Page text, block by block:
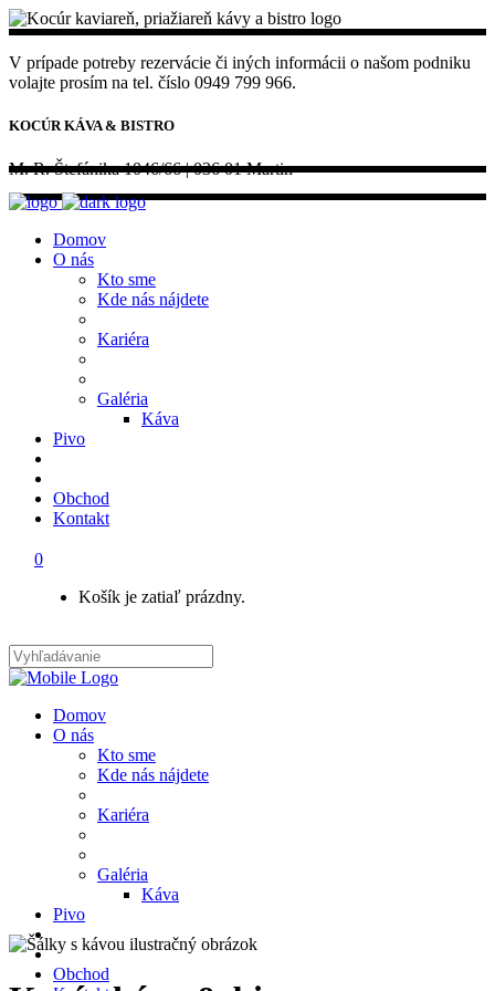
V prípade potreby rezervácie či iných informácii o našom podniku
volajte prosím na tel. číslo 0949 799 966.
KOCÚR KÁVA & BISTRO
M. R. Štefánika 1046/66 | 036 01 Martin
Domov
O nás
Kto sme
Kde nás nájdete
Kariéra
Galéria
Káva
Pivo
Obchod
Kontakt
0
Košík je zatiaľ prázdny.
Domov
O nás
Kto sme
Kde nás nájdete
Kariéra
Galéria
Káva
Pivo
Obchod